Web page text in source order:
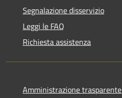
Segnalazione disservizio
Leggi le FAQ
Richiesta assistenza
Amministrazione trasparente